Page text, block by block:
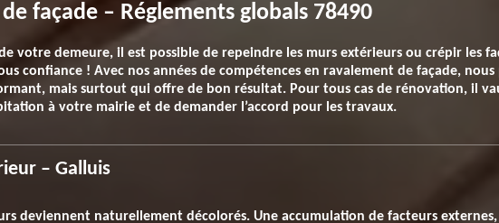
façade – Réglements globals 78490
votre demeure, il est possible de repeindre les murs extérieurs ou crépir les
confiance ! Avec nos années de compétences en ravalement de façade,
mais surtout qui offre de bon résultat. Pour tous cas de rénovation, il
à votre mairie et de demander l’accord pour les travaux.
– Galluis
deviennent naturellement décolorés. Une accumulation de facteurs